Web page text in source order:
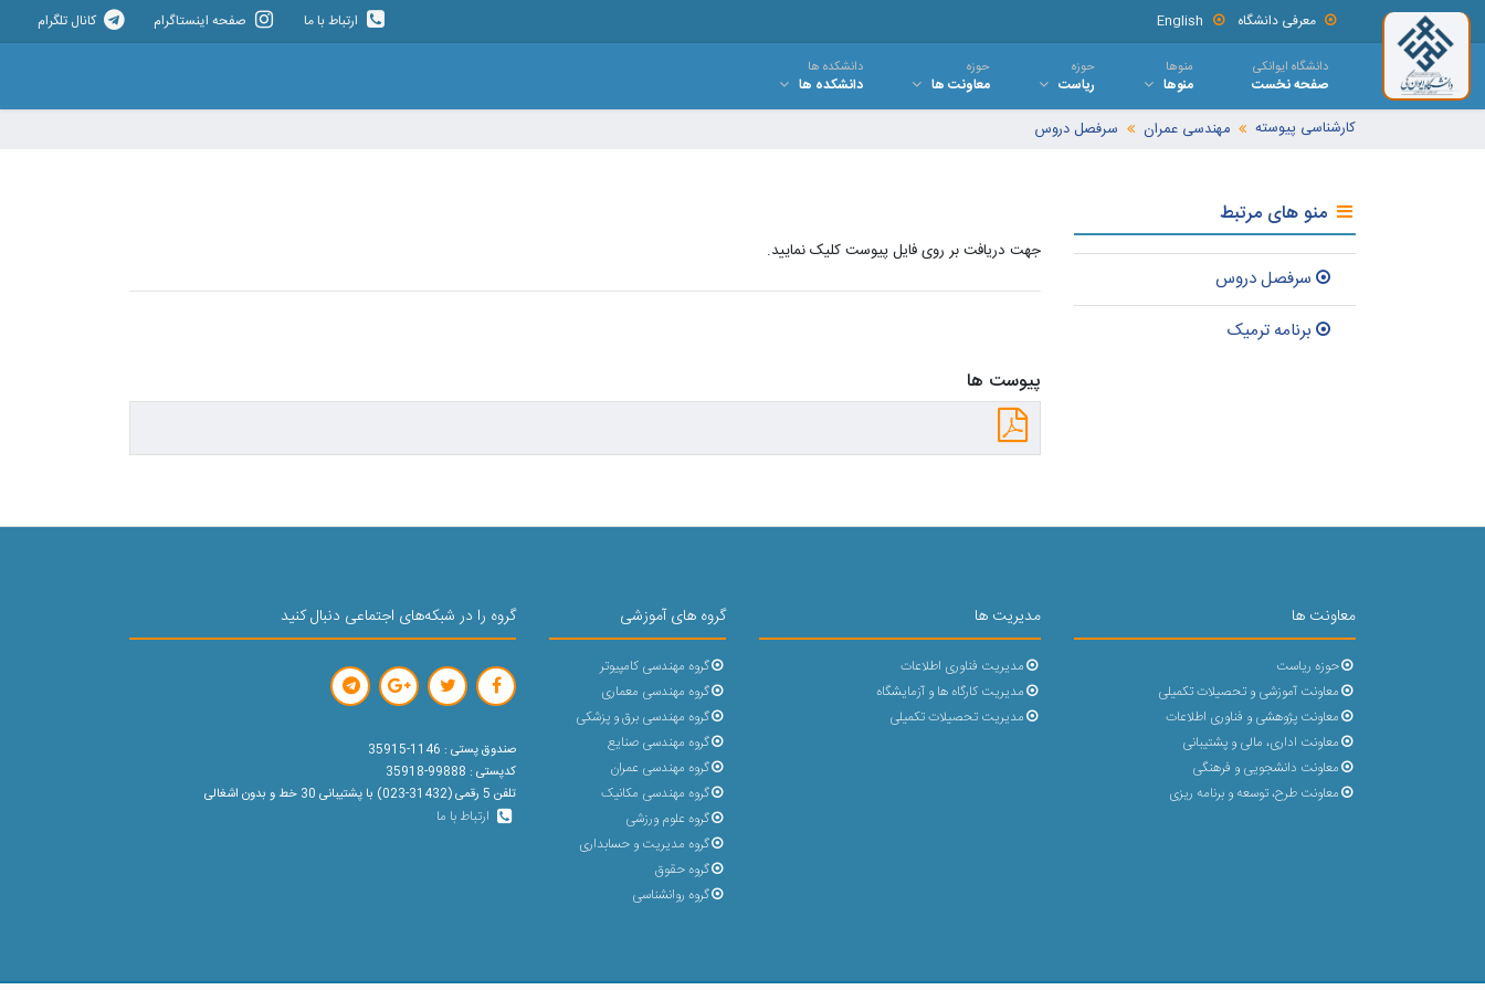
کانال تلگرام صفحه اینستاگرام ارتباط با ما معرفی دانشگاه English
دانشگاه ایوانکی
صفحه نخست
منوها
منوها
حوزه
ریاست
حوزه
معاونت ها
دانشکده ها
دانشکده ها
کارشناسی پیوسته مهندسی عمران سرفصل دروس
منو های مرتبط
سرفصل دروس
برنامه ترمیک
جهت دریافت بر روی فایل پیوست کلیک نمایید.
پیوست ها
معاونت ها
حوزه ریاست
معاونت آموزشی و تحصیلات تکمیلی
معاونت پژوهشی و فناوری اطلاعات
معاونت اداری، مالی و پشتیبانی
معاونت دانشجویی و فرهنگی
معاونت طرح، توسعه و برنامه ریزی
مدیریت ها
مدیریت فناوری اطلاعات
مدیریت کارگاه ها و آزمایشگاه
مدیریت تحصیلات تکمیلی
گروه های آموزشی
گروه مهندسی کامپیوتر
گروه مهندسی معماری
گروه مهندسی برق و پزشکی
گروه مهندسی صنایع
گروه مهندسی عمران
گروه مهندسی مکانیک
گروه علوم ورزشی
گروه مدیریت و حسابداری
گروه حقوق
گروه روانشناسی
گروه را در شبکه‌های اجتماعی دنبال کنید
صندوق پستی : 1146-35915
کدپستی : 99888-35918
تلفن 5 رقمی (31432-023) با پشتیبانی 30 خط و بدون اشغالی
ارتباط با ما